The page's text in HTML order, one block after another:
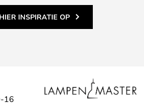
INSPIRATIE OP
16